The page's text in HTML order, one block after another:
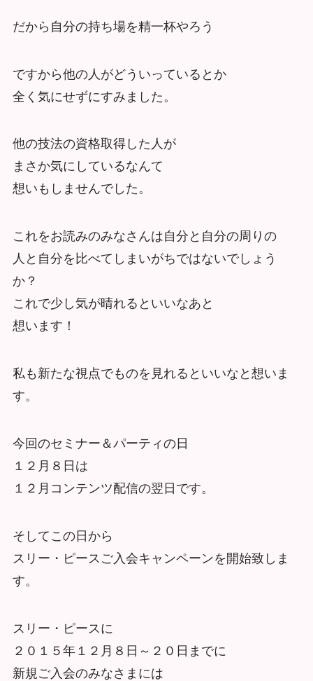
だから自分の持ち場を精一杯やろう
ですから他の人がどういっているとか
全く気にせずにすみました。
他の技法の資格取得した人が
まさか気にしているなんて
想いもしませんでした。
これをお読みのみなさんは自分と自分の周りの
人と自分を比べてしまいがちではないでしょう
か？
これで少し気が晴れるといいなあと
想います！
私も新たな視点でものを見れるといいなと想いま
す。
今回のセミナー＆パーティの日
１２月８日は
１２月コンテンツ配信の翌日です。
そしてこの日から
スリー・ピースご入会キャンペーンを開始致しま
す。
スリー・ピースに
２０１５年１２月８日～２０日までに
新規ご入会のみなさまには